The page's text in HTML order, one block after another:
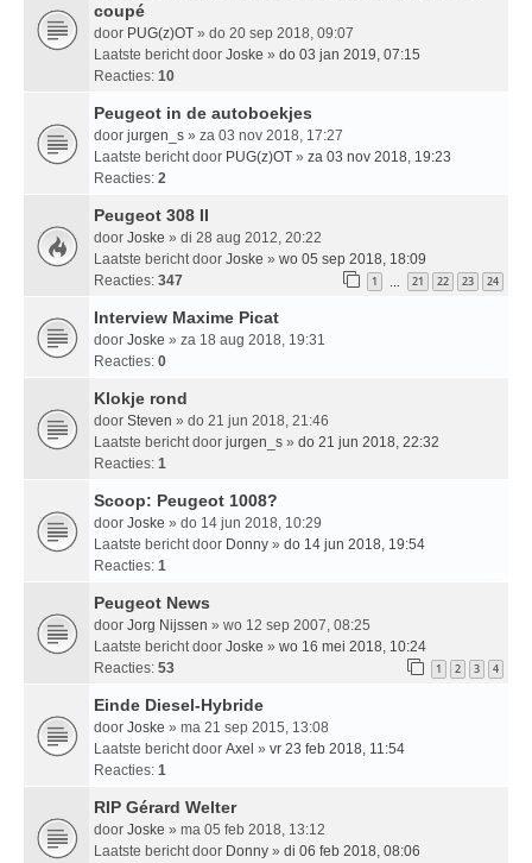
coupé
door PUG(z)OT » do 20 sep 2018, 09:07
Laatste bericht door Joske » do 03 jan 2019, 07:15
Reacties: 10
Peugeot in de autoboekjes
door jurgen_s » za 03 nov 2018, 17:27
Laatste bericht door PUG(z)OT » za 03 nov 2018, 19:23
Reacties: 2
Peugeot 308 II
door Joske » di 28 aug 2012, 20:22
Laatste bericht door Joske » wo 05 sep 2018, 18:09
Reacties: 347 1 … 21 22 23 24
Interview Maxime Picat
door Joske » za 18 aug 2018, 19:31
Reacties: 0
Klokje rond
door Steven » do 21 jun 2018, 21:46
Laatste bericht door jurgen_s » do 21 jun 2018, 22:32
Reacties: 1
Scoop: Peugeot 1008?
door Joske » do 14 jun 2018, 10:29
Laatste bericht door Donny » do 14 jun 2018, 19:54
Reacties: 1
Peugeot News
door Jorg Nijssen » wo 12 sep 2007, 08:25
Laatste bericht door Joske » wo 16 mei 2018, 10:24
Reacties: 53 1 2 3 4
Einde Diesel-Hybride
door Joske » ma 21 sep 2015, 13:08
Laatste bericht door Axel » vr 23 feb 2018, 11:54
Reacties: 1
RIP Gérard Welter
door Joske » ma 05 feb 2018, 13:12
Laatste bericht door Donny » di 06 feb 2018, 08:06